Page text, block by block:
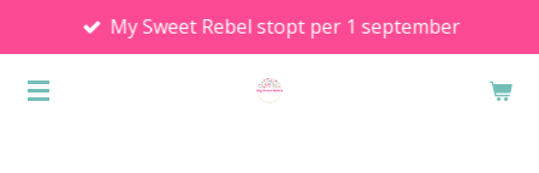
direct
naar
My Sweet Rebel stopt per 1 september